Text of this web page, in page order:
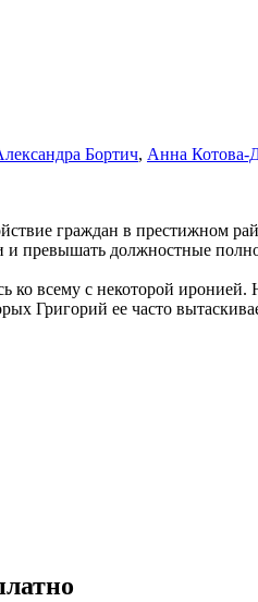
Бортич, Анна Котова-
граждан в престижном
и превышать должностные
ко всему с некоторой
Григорий ее часто